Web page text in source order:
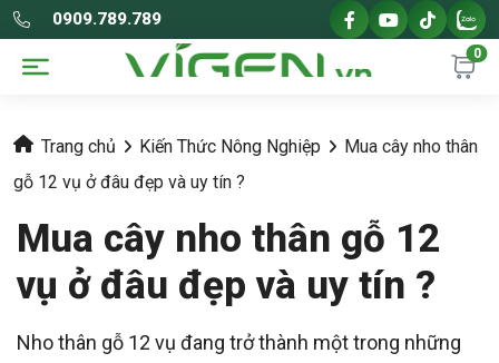
0909.789.789
0
Trang chủ Kiến Thức Nông Nghiệp
Mua cây nho thân
gỗ 12 vụ ở đâu đẹp và uy tín ?
Mua cây nho thân gỗ 12
vụ ở đâu đẹp và uy tín ?
Nho thân gỗ 12 vụ đang trở thành một trong những